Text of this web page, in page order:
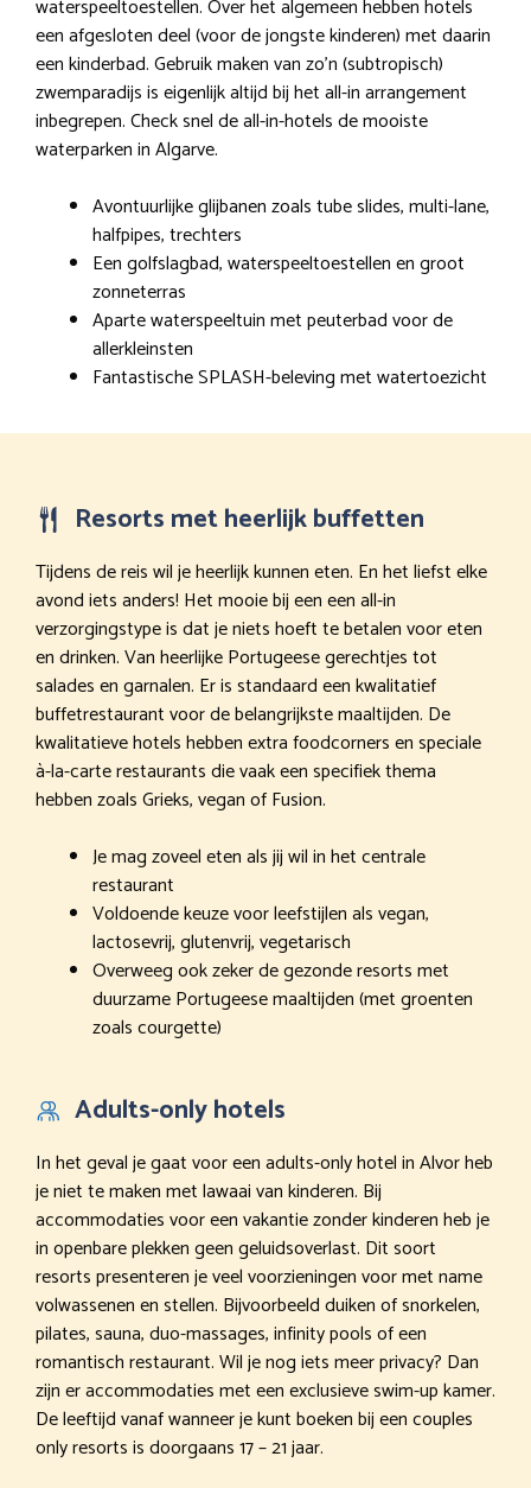
waterspeeltoestellen. Over het algemeen hebben hotels
een afgesloten deel (voor de jongste kinderen) met daarin
een kinderbad. Gebruik maken van zo’n (subtropisch)
zwemparadijs is eigenlijk altijd bij het all-in arrangement
inbegrepen. Check snel de all-in-hotels de mooiste
waterparken in Algarve.
Avontuurlijke glijbanen zoals tube slides, multi-lane,
halfpipes, trechters
Een golfslagbad, waterspeeltoestellen en groot
zonneterras
Aparte waterspeeltuin met peuterbad voor de
allerkleinsten
Fantastische SPLASH-beleving met watertoezicht
Resorts met heerlijk buffetten
Tijdens de reis wil je heerlijk kunnen eten. En het liefst elke
avond iets anders! Het mooie bij een een all-in
verzorgingstype is dat je niets hoeft te betalen voor eten
en drinken. Van heerlijke Portugeese gerechtjes tot
salades en garnalen. Er is standaard een kwalitatief
buffetrestaurant voor de belangrijkste maaltijden. De
kwalitatieve hotels hebben extra foodcorners en speciale
à-la-carte restaurants die vaak een specifiek thema
hebben zoals Grieks, vegan of Fusion.
Je mag zoveel eten als jij wil in het centrale
restaurant
Voldoende keuze voor leefstijlen als vegan,
lactosevrij, glutenvrij, vegetarisch
Overweeg ook zeker de gezonde resorts met
duurzame Portugeese maaltijden (met groenten
zoals courgette)
Adults-only hotels
In het geval je gaat voor een adults-only hotel in Alvor heb
je niet te maken met lawaai van kinderen. Bij
accommodaties voor een vakantie zonder kinderen heb je
in openbare plekken geen geluidsoverlast. Dit soort
resorts presenteren je veel voorzieningen voor met name
volwassenen en stellen. Bijvoorbeeld duiken of snorkelen,
pilates, sauna, duo-massages, infinity pools of een
romantisch restaurant. Wil je nog iets meer privacy? Dan
zijn er accommodaties met een exclusieve swim-up kamer.
De leeftijd vanaf wanneer je kunt boeken bij een couples
only resorts is doorgaans 17 – 21 jaar.